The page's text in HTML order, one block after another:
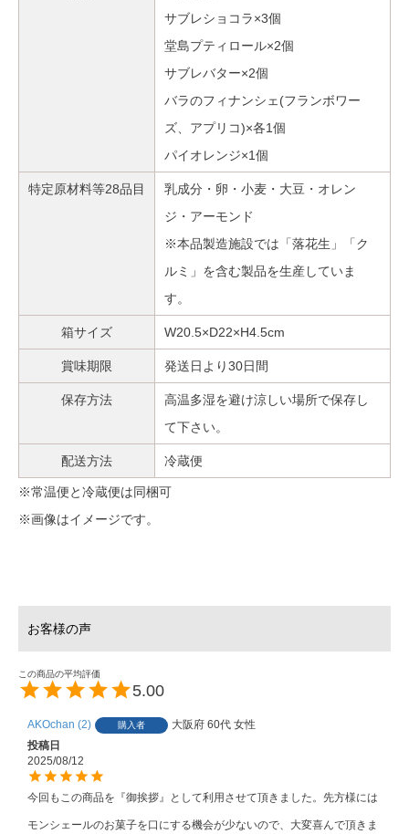
サブレショコラ×3個
堂島プティロール×2個
サブレバター×2個
バラのフィナンシェ(フランボワー
ズ、アプリコ)×各1個
パイオレンジ×1個
特定原材料等28品目
乳成分・卵・小麦・大豆・オレン
ジ・アーモンド
※本品製造施設では「落花生」「ク
ルミ」を含む製品を生産していま
す。
箱サイズ W20.5×D22×H4.5cm
賞味期限 発送日より30日間
保存方法
高温多湿を避け涼しい場所で保存し
て下さい。
配送方法 冷蔵便
※常温便と冷蔵便は同梱可
※画像はイメージです。
5.00
AKOchan 2 購入者 大阪府 60代 女性
投稿日
2025/08/12
今回もこの商品を『御挨拶』として利用させて頂きました。先方様には
モンシェールのお菓子を口にする機会が少ないので、大変喜んで頂きま